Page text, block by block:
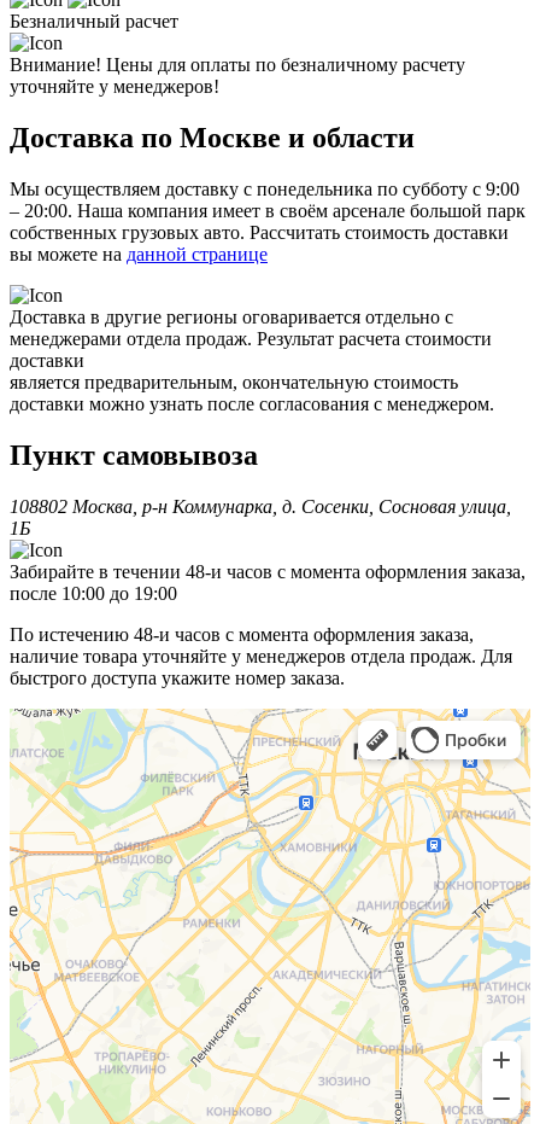
Безналичный расчет
Внимание! Цены для оплаты по безналичному расчету
уточняйте у менеджеров!
Доставка по Москве и области
Мы осуществляем доставку с понедельника по субботу с 9:00
– 20:00. Наша компания имеет в своём арсенале большой парк
собственных грузовых авто. Рассчитать стоимость доставки
вы можете на данной странице
Доставка в другие регионы оговаривается отдельно с
менеджерами отдела продаж. Результат расчета стоимости
доставки
является предварительным, окончательную стоимость
доставки можно узнать после согласования с менеджером.
Пункт самовывоза
108802 Москва, р-н Коммунарка, д. Сосенки, Сосновая улица,
1Б
Забирайте в течении 48-и часов с момента оформления заказа,
после 10:00 до 19:00
По истечению 48-и часов с момента оформления заказа,
наличие товара уточняйте у менеджеров отдела продаж. Для
быстрого доступа укажите номер заказа.